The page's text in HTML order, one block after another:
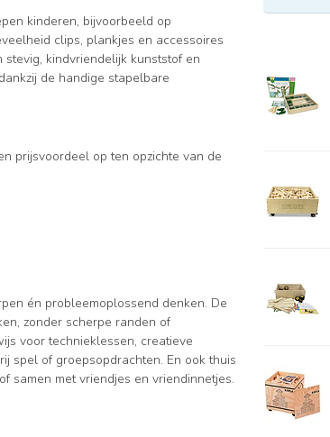
kinderen, bijvoorbeeld op
clips, plankjes en accessoires
kindvriendelijk kunststof en
de handige stapelbare
prijsvoordeel op ten opzichte van de
én probleemoplossend denken. De
zonder scherpe randen of
voor technieklessen, creatieve
spel of groepsopdrachten. En ook thuis
samen met vriendjes en vriendinnetjes.